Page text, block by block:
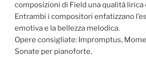
composizioni di Field una qualità
Entrambi i compositori enfatizzano
emotiva e la bellezza melodica.
Opere consigliate: Impromptus,
Sonate per pianoforte.